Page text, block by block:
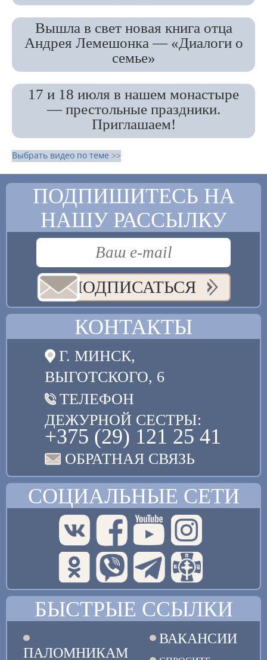
Вышла в свет новая книга отца
Андрея Лемешонка — «Диалоги о
семье»
17 и 18 июля в нашем монастыре
— престольные праздники.
Приглашаем!
Выбрать видео по теме >>
ПОДПИШИТЕСЬ НА
НАШУ РАССЫЛКУ
ПОДПИСАТЬСЯ
КОНТАКТЫ
Г. МИНСК,
ВЫГОТСКОГО, 6
ТЕЛЕФОН
ДЕЖУРНОЙ СЕСТРЫ:
+375 (29) 121 25 41
ОБРАТНАЯ СВЯЗЬ
СОЦИАЛЬНЫЕ СЕТИ
БЫСТРЫЕ ССЫЛКИ
ПАЛОМНИКАМ
ВАКАНСИИ